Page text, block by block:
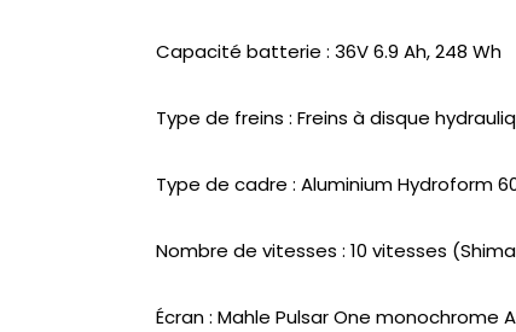
Capacité batterie : 36V 6.9 Ah, 248 Wh
Type de freins : Freins à disque
Type de cadre : Aluminium Hydroform
Nombre de vitesses : 10 vitesses
Écran : Mahle Pulsar One monochrome